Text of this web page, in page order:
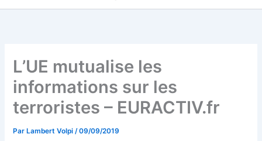
L’UE mutualise les
informations sur les
terroristes – EURACTIV.fr
Par Lambert Volpi/09/09/2019